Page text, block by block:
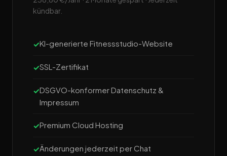
kündbar.
KI-generierte Fitnessstudio-Website
SSL-Zertifikat
DSGVO-konformer Datenschutz &
Impressum
Premium Cloud Hosting
Änderungen jederzeit per Chat